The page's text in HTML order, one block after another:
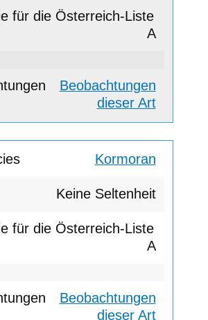
A
Beobachtungen
dieser Art
Kormoran
Keine Seltenheit
A
Beobachtungen
dieser Art